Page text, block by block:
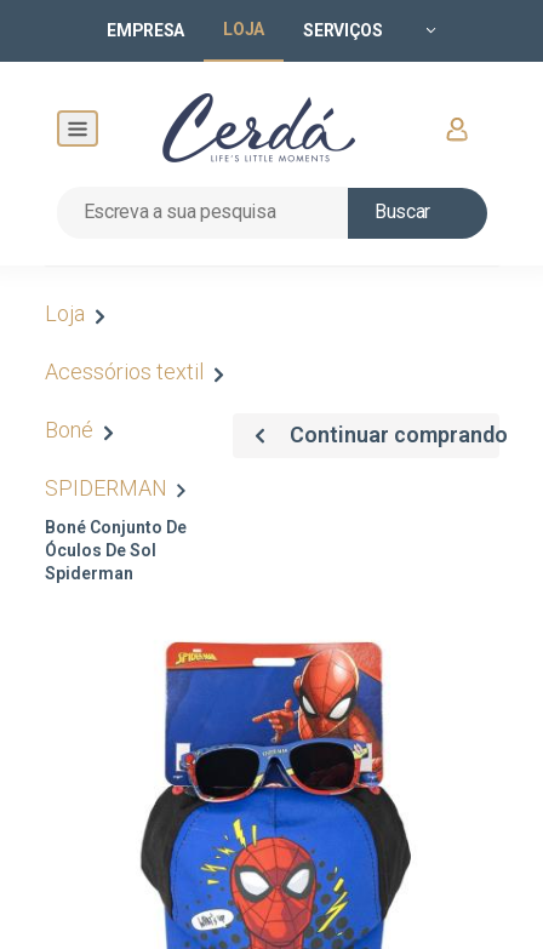
EMPRESA LOJA SERVIÇOS
Buscar
Loja
Acessórios textil
Boné
SPIDERMAN
Boné Conjunto De
Óculos De Sol
Spiderman
Continuar comprando